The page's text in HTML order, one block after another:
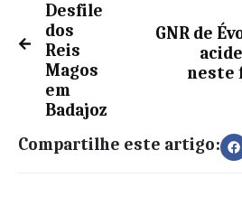
Desfile
dos
Reis
Magos
em
Badajoz
GNR de
neste
Compartilhe este artigo: